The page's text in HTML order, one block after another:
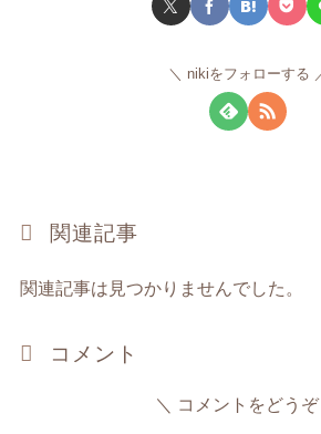
nikiをフォローする
関連記事
関連記事は見つかりませんでした。
コメント
コメントをどうぞ